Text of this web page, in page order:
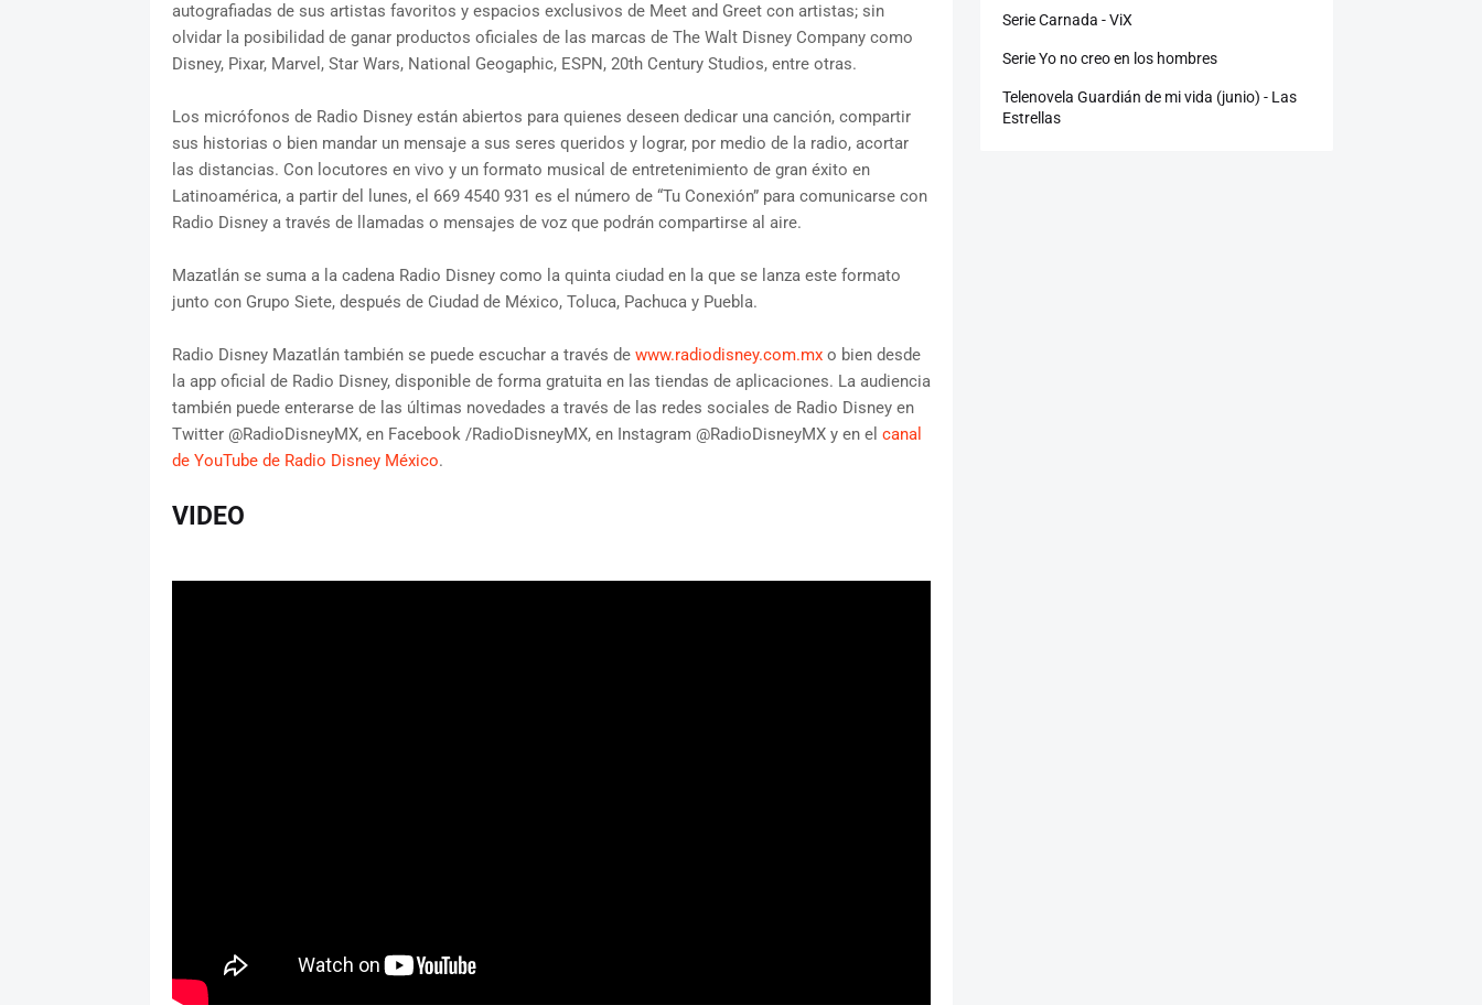
autografiadas de sus artistas favoritos y espacios exclusivos de Meet and Greet con artistas; sin
olvidar la posibilidad de ganar productos oficiales de las marcas de The Walt Disney Company como
Disney, Pixar, Marvel, Star Wars, National Geogaphic, ESPN, 20th Century Studios, entre otras.
Los micrófonos de Radio Disney están abiertos para quienes deseen dedicar una canción, compartir
sus historias o bien mandar un mensaje a sus seres queridos y lograr, por medio de la radio, acortar
las distancias. Con locutores en vivo y un formato musical de entretenimiento de gran éxito en
Latinoamérica, a partir del lunes, el 669 4540 931 es el número de “Tu Conexión” para comunicarse con
Radio Disney a través de llamadas o mensajes de voz que podrán compartirse al aire.
Mazatlán se suma a la cadena Radio Disney como la quinta ciudad en la que se lanza este formato
junto con Grupo Siete, después de Ciudad de México, Toluca, Pachuca y Puebla.
Radio Disney Mazatlán también se puede escuchar a través de www.radiodisney.com.mxo bien desde
la app oficial de Radio Disney, disponible de forma gratuita en las tiendas de aplicaciones. La audiencia
también puede enterarse de las últimas novedades a través de las redes sociales de Radio Disney en
Twitter @RadioDisneyMX, en Facebook /RadioDisneyMX, en Instagram @RadioDisneyMX y en el canal
de YouTube de Radio Disney México.
VIDEO
Serie Carnada - ViX
Serie Yo no creo en los hombres
Telenovela Guardián de mi vida (junio) - Las
Estrellas